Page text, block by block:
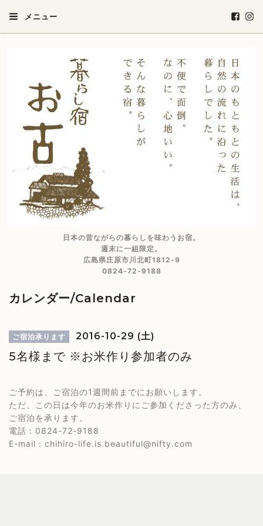
メニュー
日本の昔ながらの暮らしを味わうお宿。
週末に一組限定。
広島県庄原市川北町1812-9
0824-72-9188
カレンダー/Calendar
ご宿泊承ります 2016-10-29 (土)
5名様まで ※お米作り参加者のみ
ご予約は、ご宿泊の1週間前までにお願いします。
ただ、この日は今年のお米作りにご参加くださった方のみ、
ご宿泊を承ります。
電話：0824-72-9188
E-mail：chihiro-life.is.beautiful@nifty.com